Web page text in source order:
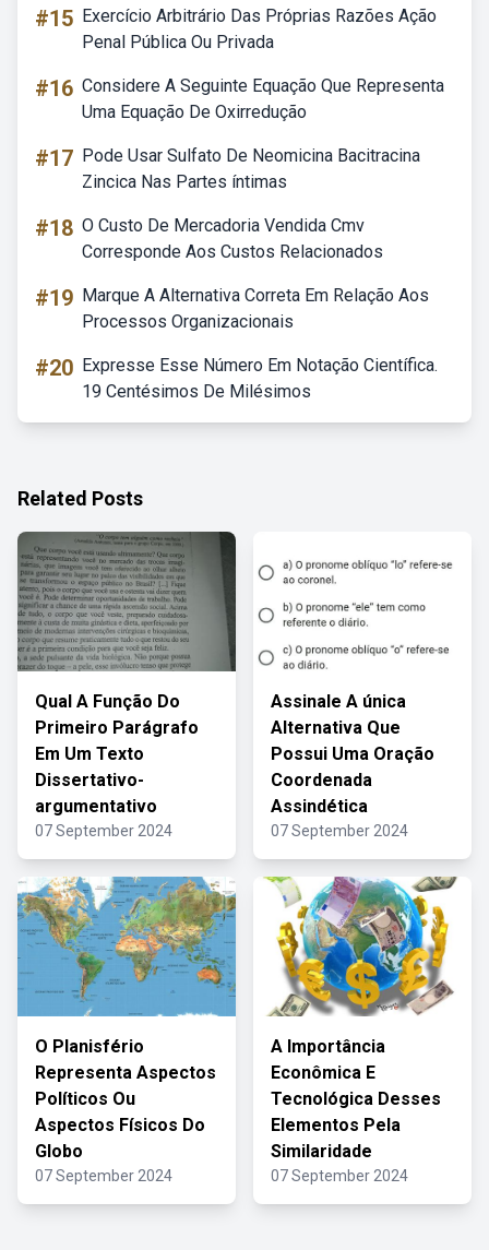
#15 Exercício Arbitrário Das Próprias Razões Ação
Penal Pública Ou Privada
#16 Considere A Seguinte Equação Que Representa
Uma Equação De Oxirredução
#17 Pode Usar Sulfato De Neomicina Bacitracina
Zincica Nas Partes íntimas
#18 O Custo De Mercadoria Vendida Cmv
Corresponde Aos Custos Relacionados
#19 Marque A Alternativa Correta Em Relação Aos
Processos Organizacionais
#20 Expresse Esse Número Em Notação Científica.
19 Centésimos De Milésimos
Related Posts
Qual A Função Do
Primeiro Parágrafo
Em Um Texto
Dissertativo-
argumentativo
07 September 2024
Assinale A única
Alternativa Que
Possui Uma Oração
Coordenada
Assindética
07 September 2024
O Planisfério
Representa Aspectos
Políticos Ou
Aspectos Físicos Do
Globo
07 September 2024
A Importância
Econômica E
Tecnológica Desses
Elementos Pela
Similaridade
07 September 2024